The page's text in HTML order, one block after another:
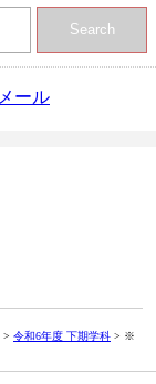
Search
メール
> 令和6年度 下期学科 > ※